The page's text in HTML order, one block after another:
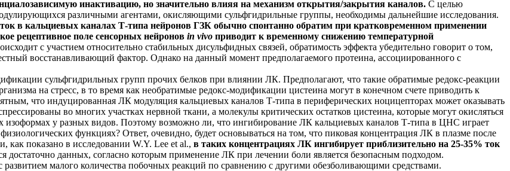
инактивацию, но значительно влияя на механизм открытия/закрытия каналов. С целью
различными агентами, окисляющими сульфгидрильные группы, необходимы дальнейшие исследования.
в кальциевых каналах Т-типа нейронов ГЗК обычно спонтанно обратим при кратковременном применении
рецептивное поле сенсорных нейронов in vivo приводит к временному снижению температурной
с участием относительно стабильных дисульфидных связей, обратимость эффекта убедительно говорит о том,
восстанавливающий фактор. Однако на данный момент предполагаемого протеина, ассоциированного с
сульфгидрильных групп прочих белков при влиянии ЛК. Предполагают, что такие обратимые редокс-реакции
на стресс, в то время как необратимые редокс-модификации цистеина могут в конечном счете приводить к
что индуцированная ЛК модуляция кальциевых каналов Т-типа в периферических ноцицепторах может оказывать
во многих участках нервной ткани, а молекулы критических остатков цистеина, которые могут окисляться
изоформах у разных видов. Поэтому возможно ли, что ингибирование ЛК кальциевых каналов Т-типа в ЦНС играет
функциях? Ответ, очевидно, будет основываться на том, что пиковая концентрация ЛК в плазме после
как показано в исследовании W.Y. Lee et al., в таких концентрациях ЛК ингибирует приблизительно на 25-35% ток
достаточно данных, согласно которым применение ЛК при лечении боли является безопасным подходом.
развитием малого количества побочных реакций по сравнению с другими обезболивающими средствами.